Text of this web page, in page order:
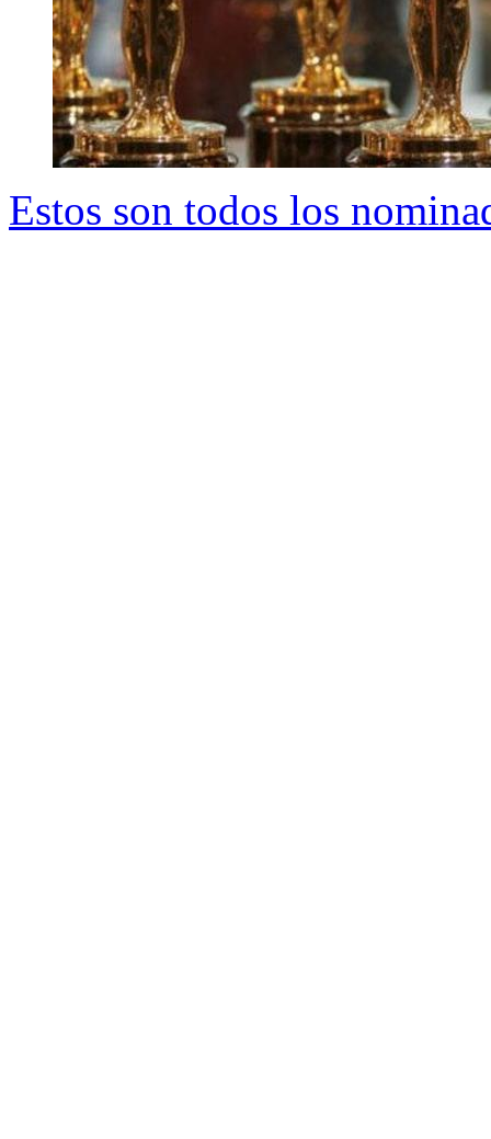
Estos son todos los